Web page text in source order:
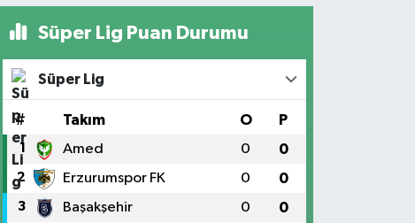
Süper Lig Puan Durumu
Süper Lig
# Takım O P
1 Amed 0 0
2 Erzurumspor FK 0 0
3 Başakşehir 0 0